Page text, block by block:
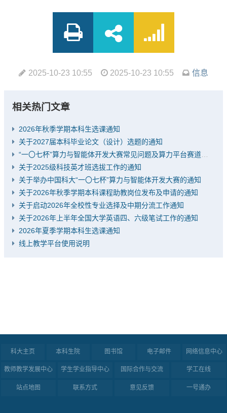
2025-10-23 10:55 2025-10-23 10:55 信息
相关热门文章
2026年秋季学期本科生选课通知
关于2027届本科毕业论文（设计）选题的通知
“一〇七杯”算力与智能体开发大赛常见问题及算力平台赛道推荐题目
关于2025级科技英才班选拔工作的通知
关于举办中国科大“一〇七杯”算力与智能体开发大赛的通知
关于2026年秋季学期本科课程助教岗位发布及申请的通知
关于启动2026年全校性专业选择及中期分流工作通知
关于2026年上半年全国大学英语四、六级笔试工作的通知
2026年夏季学期本科生选课通知
线上教学平台使用说明
科大主页 本科生院 图书馆 电子邮件 网络信息中心
教师教学发展中心 学生学业指导中心 国际合作与交流 学工在线
站点地图 联系方式 意见反馈 一号通办